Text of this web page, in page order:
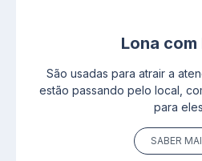
Lona com
São usadas para atrair a
estão passando pelo local,
para
SABER